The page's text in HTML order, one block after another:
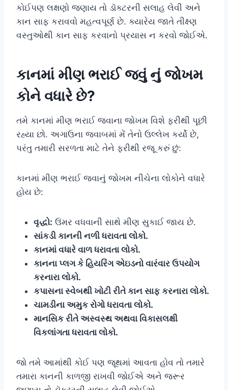
કોઈપણ લક્ષણો જણાય તો ડૉક્ટરની સલાહ લેવી અને
કાન સાફ કરાવવો મહત્વપૂર્ણ છે. ક્યારેય જાતે તીક્ષ્ણ
વસ્તુઓથી કાન સાફ કરવાનો પ્રયાસ ન કરવો જોઈએ.
કાનમાં મીણ ભરાઈ જવું નું જોખમ
કોને વધારે છે?
તમે કાનમાં મીણ ભરાઈ જવાના જોખમ વિશે ફરીથી પૂછી
રહ્યા છો. અગાઉના જવાબમાં મેં તેનો ઉલ્લેખ કર્યો છે,
પરંતુ તમારી સરળતા માટે તેને ફરીથી રજૂ કરું છું:
કાનમાં મીણ ભરાઈ જવાનું જોખમ નીચેના લોકોને વધારે
હોય છે:
વૃદ્ધો: ઉંમર વધવાની સાથે મીણ સુકાઈ જાય છે.
સાંકડી કાનની નળી ધરાવતા લોકો.
કાનમાં વધારે વાળ ધરાવતા લોકો.
કાનના પ્લગ કે હિયરિંગ એઇડનો વારંવાર ઉપયોગ
કરનારા લોકો.
કપાસના સ્વેબથી ખોટી રીતે કાન સાફ કરનારા લોકો.
ચામડીના અમુક રોગો ધરાવતા લોકો.
માનસિક રીતે અસ્વસ્થ અથવા વિકાસલક્ષી
વિકલાંગતા ધરાવતા લોકો.
જો તમે આમાંથી કોઈ પણ જૂથમાં આવતા હોવ તો તમારે
તમારા કાનની કાળજી રાખવી જોઈએ અને જરૂર